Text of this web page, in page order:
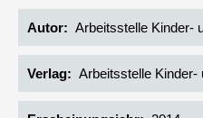
Autor Arbeitsstelle Kinder-
Verlag Arbeitsstelle Kinder-